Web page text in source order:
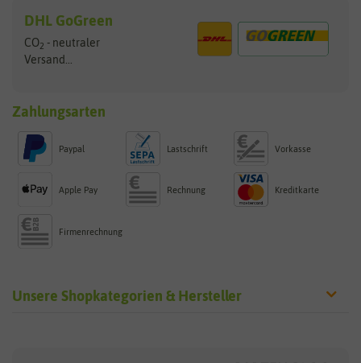
DHL GoGreen
CO2 - neutraler
Versand...
Zahlungsarten
Paypal Lastschrift Vorkasse
Apple Pay Rechnung Kreditkarte
Firmenrechnung
Unsere Shopkategorien & Hersteller